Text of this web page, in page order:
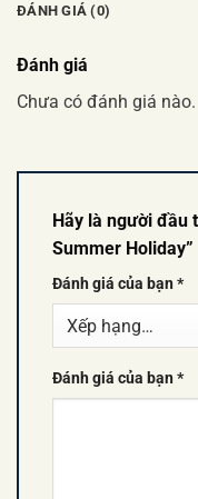
ĐÁNH GIÁ (0)
Đánh giá
Chưa có đánh giá nào.
Hãy là người đầu
Summer Holiday”
Đánh giá của bạn*
Đánh giá của bạn*